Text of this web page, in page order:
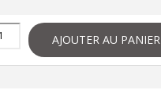
AJOUTER AU PANIER